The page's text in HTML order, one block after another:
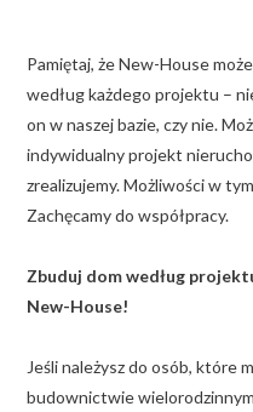
Pamiętaj, że New-House
według każdego projektu –
on w naszej bazie, czy nie.
indywidualny projekt
zrealizujemy. Możliwości w
Zachęcamy do współpracy.
Zbuduj dom według
New-House!
Jeśli należysz do osób, które
budownictwie